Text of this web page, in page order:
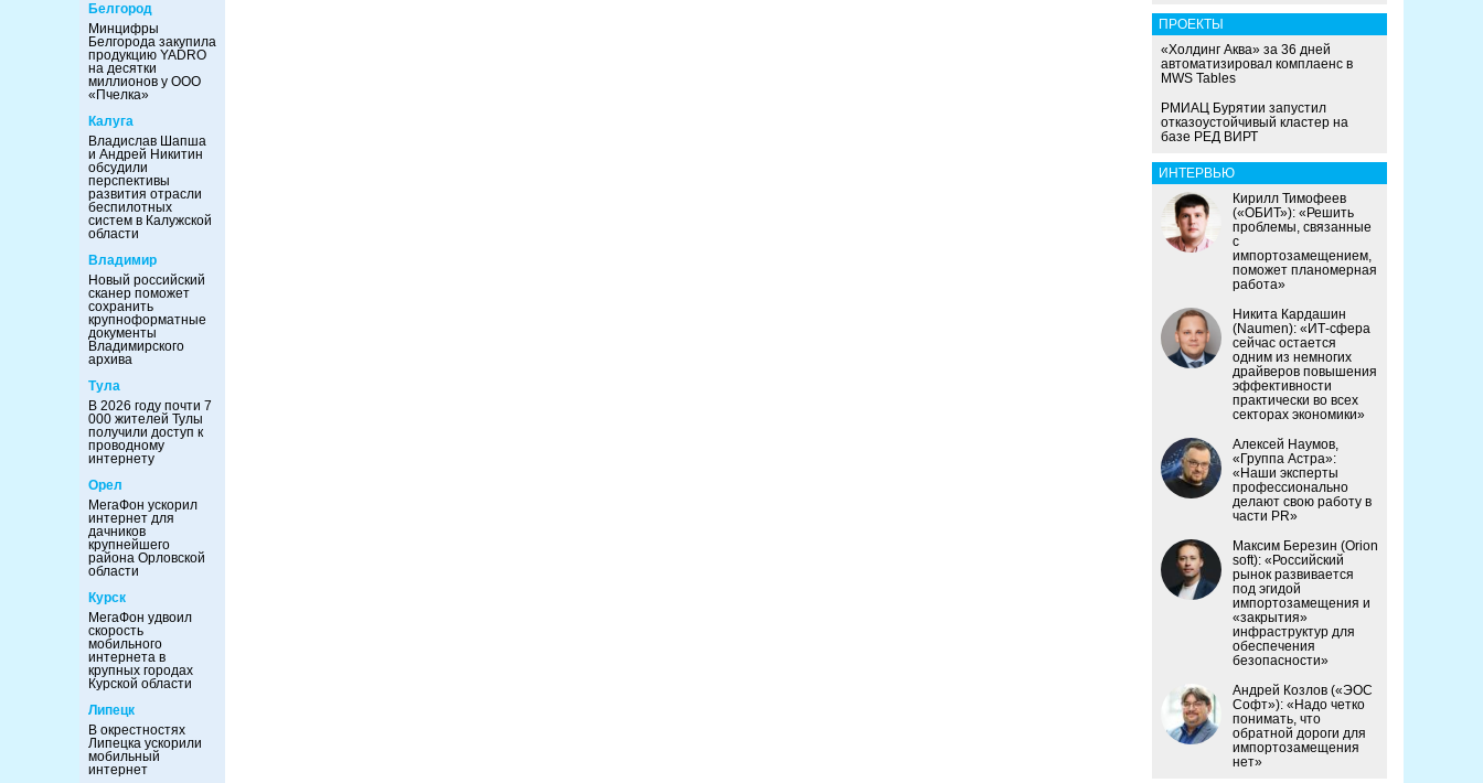
Белгород
Минцифры
Белгорода закупила
продукцию YADRO
на десятки
миллионов у ООО
«Пчелка»
Калуга
Владислав Шапша
и Андрей Никитин
обсудили
перспективы
развития отрасли
беспилотных
систем в Калужской
области
Владимир
Новый российский
сканер поможет
сохранить
крупноформатные
документы
Владимирского
архива
Тула
В 2026 году почти 7
000 жителей Тулы
получили доступ к
проводному
интернету
Орел
МегаФон ускорил
интернет для
дачников
крупнейшего
района Орловской
области
Курск
МегаФон удвоил
скорость
мобильного
интернета в
крупных городах
Курской области
Липецк
В окрестностях
Липецка ускорили
мобильный
интернет
ПРОЕКТЫ
«Холдинг Аква» за 36 дней
автоматизировал комплаенс в
MWS Tables
РМИАЦ Бурятии запустил
отказоустойчивый кластер на
базе РЕД ВИРТ
ИНТЕРВЬЮ
Кирилл Тимофеев
(«ОБИТ»): «Решить
проблемы, связанные
с
импортозамещением,
поможет планомерная
работа»
Никита Кардашин
(Naumen): «ИТ-сфера
сейчас остается
одним из немногих
драйверов повышения
эффективности
практически во всех
секторах экономики»
Алексей Наумов,
«Группа Астра»:
«Наши эксперты
профессионально
делают свою работу в
части PR»
Максим Березин (Orion
soft): «Российский
рынок развивается
под эгидой
импортозамещения и
«закрытия»
инфраструктур для
обеспечения
безопасности»
Андрей Козлов («ЭОС
Софт»): «Надо четко
понимать, что
обратной дороги для
импортозамещения
нет»